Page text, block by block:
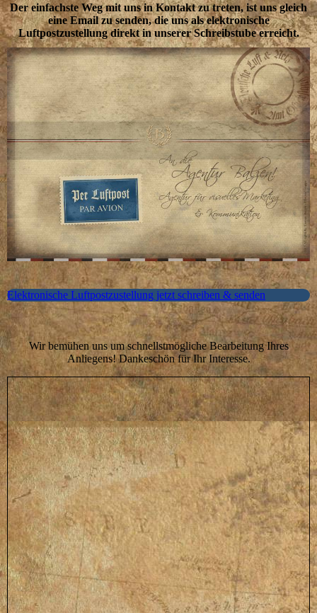
Der einfachste Weg mit uns in Kontakt zu treten, ist uns gleich
eine Email zu senden, die uns als elektronische
Luftpostzustellung direkt in unserer Schreibstube erreicht.
Elektronische Luftpostzustellung jetzt schreiben & senden
Wir bemühen uns um schnellstmögliche Bearbeitung Ihres
Anliegens! Dankeschön für Ihr Interesse.